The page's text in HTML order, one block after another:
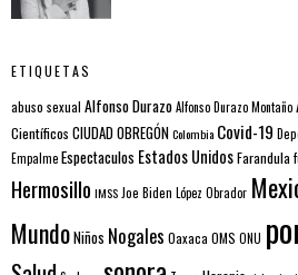
ETIQUETAS
abuso sexual Alfonso DurazoAlfonso Durazo Montaño
Científicos CIUDAD OBREGÓNColombia Covid-19
EmpalmeEspectaculos Estados UnidosFarandula
Hermosillo IMSS Joe Biden López Obrador
MundoNiños Nogales Oaxaca OMS ONU